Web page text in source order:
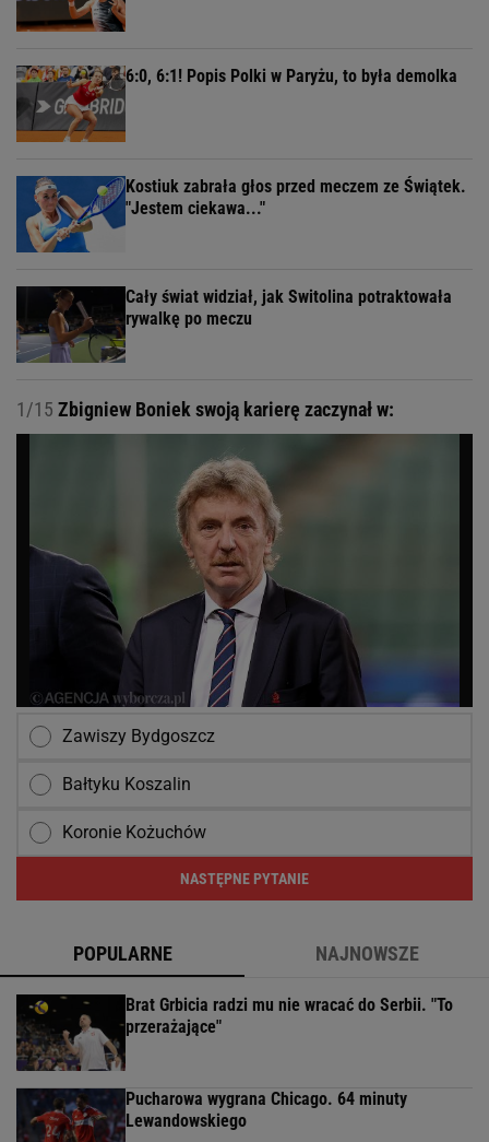
6:0, 6:1! Popis Polki w Paryżu, to była demolka
Kostiuk zabrała głos przed meczem ze Świątek.
"Jestem ciekawa..."
Cały świat widział, jak Switolina potraktowała
rywalkę po meczu
1/15 Zbigniew Boniek swoją karierę zaczynał w:
Zawiszy Bydgoszcz
Bałtyku Koszalin
Koronie Kożuchów
NASTĘPNE PYTANIE
POPULARNE NAJNOWSZE
Brat Grbicia radzi mu nie wracać do Serbii. "To
przerażające"
Pucharowa wygrana Chicago. 64 minuty
Lewandowskiego